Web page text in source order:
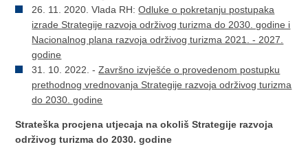
26. 11. 2020. Vlada RH:Odluke o pokretanju postupaka
izrade Strategije razvoja održivog turizma do 2030. godine i
Nacionalnog plana razvoja održivog turizma 2021. - 2027.
godine
31. 10. 2022. -Završno izvješće o provedenom postupku
prethodnog vrednovanja Strategije razvoja održivog turizma
do 2030. godine
Strateška procjena utjecaja na okoliš Strategije razvoja
održivog turizma do 2030. godine